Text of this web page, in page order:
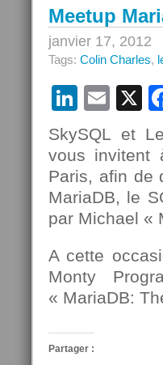
Meetup
janvier 17, 2012
Tags: Colin Charles,
X
SkySQL et
vous invitent
Paris, afin de
MariaDB, le
par Michael «
A cette
Monty
« MariaDB:
Partager :